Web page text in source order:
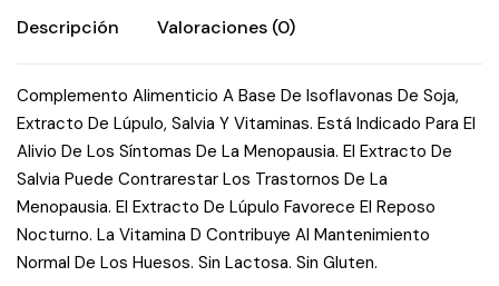
Descripción Valoraciones (0)
Complemento Alimenticio A Base De Isoflavonas De Soja,
Extracto De Lúpulo, Salvia Y Vitaminas. Está Indicado Para El
Alivio De Los Síntomas De La Menopausia. El Extracto De
Salvia Puede Contrarestar Los Trastornos De La
Menopausia. El Extracto De Lúpulo Favorece El Reposo
Nocturno. La Vitamina D Contribuye Al Mantenimiento
Normal De Los Huesos. Sin Lactosa. Sin Gluten.